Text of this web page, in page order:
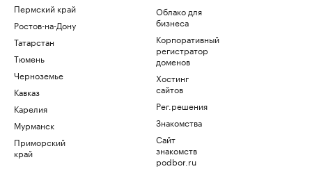
Пермский край
Ростов-на-Дону
Татарстан
Тюмень
Черноземье
Кавказ
Карелия
Мурманск
Приморский
край
Облако для
бизнеса
Корпоративный
регистратор
доменов
Хостинг
сайтов
Рег.решения
Знакомства
Сайт
знакомств
podbor.ru